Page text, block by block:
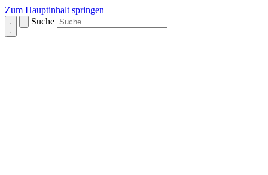
Zum Hauptinhalt springen
Suche